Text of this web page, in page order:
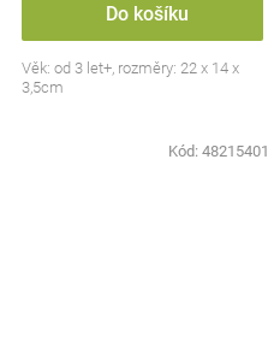
Do košíku
Věk: od 3 let+, rozměry: 22 x 14 x
3,5cm
Kód: 48215401